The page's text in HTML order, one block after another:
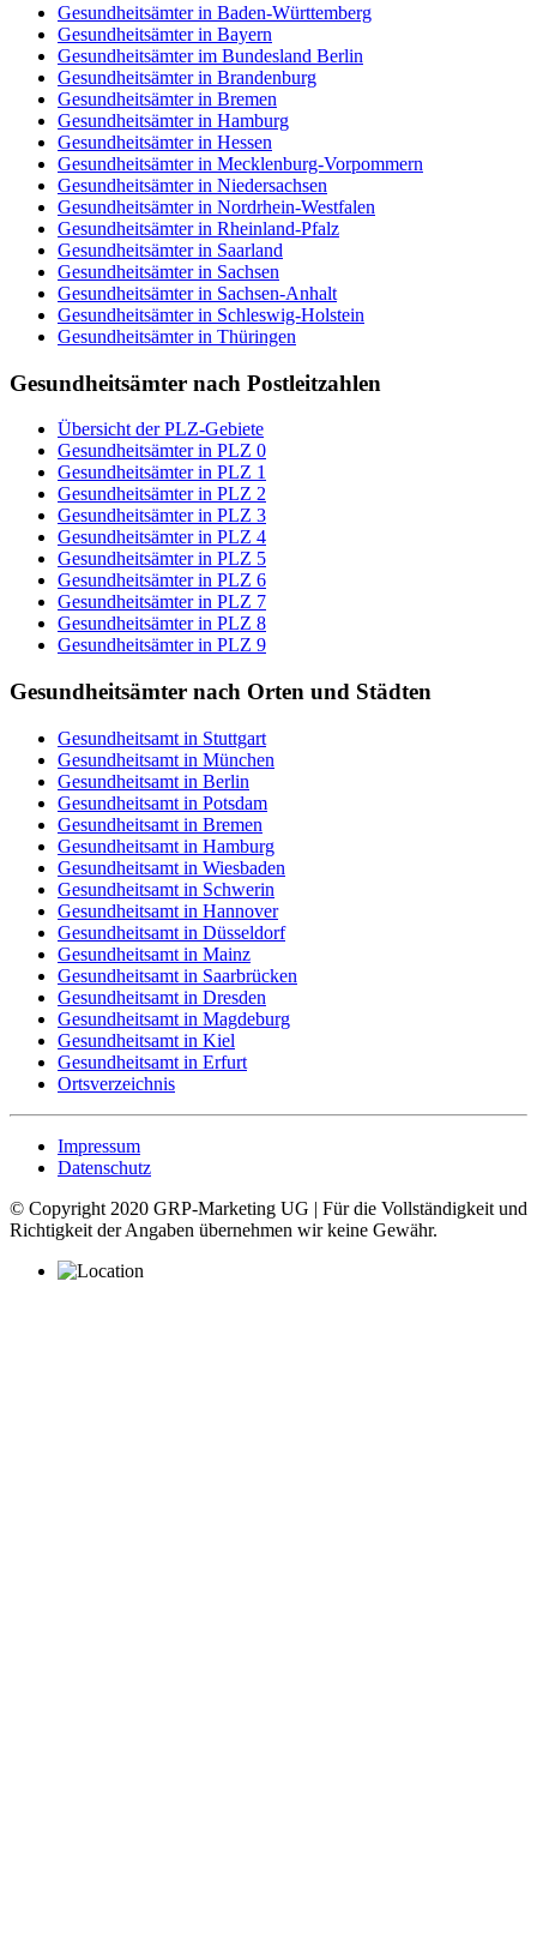
Gesundheitsämter in Baden-Württemberg
Gesundheitsämter in Bayern
Gesundheitsämter im Bundesland Berlin
Gesundheitsämter in Brandenburg
Gesundheitsämter in Bremen
Gesundheitsämter in Hamburg
Gesundheitsämter in Hessen
Gesundheitsämter in Mecklenburg-Vorpommern
Gesundheitsämter in Niedersachsen
Gesundheitsämter in Nordrhein-Westfalen
Gesundheitsämter in Rheinland-Pfalz
Gesundheitsämter in Saarland
Gesundheitsämter in Sachsen
Gesundheitsämter in Sachsen-Anhalt
Gesundheitsämter in Schleswig-Holstein
Gesundheitsämter in Thüringen
Gesundheitsämter nach Postleitzahlen
Übersicht der PLZ-Gebiete
Gesundheitsämter in PLZ 0
Gesundheitsämter in PLZ 1
Gesundheitsämter in PLZ 2
Gesundheitsämter in PLZ 3
Gesundheitsämter in PLZ 4
Gesundheitsämter in PLZ 5
Gesundheitsämter in PLZ 6
Gesundheitsämter in PLZ 7
Gesundheitsämter in PLZ 8
Gesundheitsämter in PLZ 9
Gesundheitsämter nach Orten und Städten
Gesundheitsamt in Stuttgart
Gesundheitsamt in München
Gesundheitsamt in Berlin
Gesundheitsamt in Potsdam
Gesundheitsamt in Bremen
Gesundheitsamt in Hamburg
Gesundheitsamt in Wiesbaden
Gesundheitsamt in Schwerin
Gesundheitsamt in Hannover
Gesundheitsamt in Düsseldorf
Gesundheitsamt in Mainz
Gesundheitsamt in Saarbrücken
Gesundheitsamt in Dresden
Gesundheitsamt in Magdeburg
Gesundheitsamt in Kiel
Gesundheitsamt in Erfurt
Ortsverzeichnis
Impressum
Datenschutz
© Copyright 2020 GRP-Marketing UG | Für die Vollständigkeit und
Richtigkeit der Angaben übernehmen wir keine Gewähr.